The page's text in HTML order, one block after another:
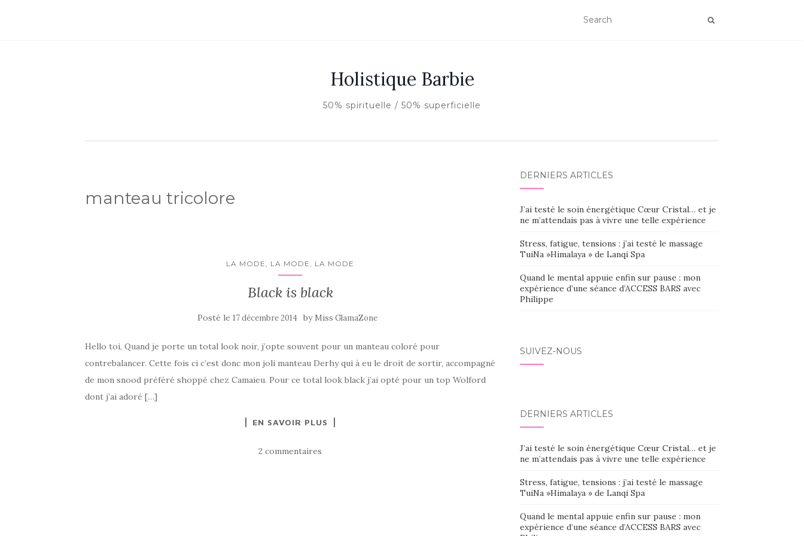
Holistique Barbie
50% spirituelle / 50% superficielle
manteau tricolore
LA MODE, LA MODE, LA MODE
Black is black
Posté le 17 décembre 2014 by Miss GlamaZone
Hello toi, Quand je porte un total look noir, j’opte souvent pour un manteau coloré pour
contrebalancer. Cette fois ci c’est donc mon joli manteau Derhy qui à eu le droit de sortir, accompagné
de mon snood préféré shoppé chez Camaieu. Pour ce total look black j’ai opté pour un top Wolford
dont j’ai adoré […]
EN SAVOIR PLUS
2 commentaires
DERNIERS ARTICLES
J’ai testé le soin énergétique Cœur Cristal… et je
ne m’attendais pas à vivre une telle expérience
Stress, fatigue, tensions : j’ai testé le massage
TuiNa »Himalaya » de Lanqi Spa
Quand le mental appuie enfin sur pause : mon
expérience d’une séance d’ACCESS BARS avec
Philippe
SUIVEZ-NOUS
DERNIERS ARTICLES
J’ai testé le soin énergétique Cœur Cristal… et je
ne m’attendais pas à vivre une telle expérience
Stress, fatigue, tensions : j’ai testé le massage
TuiNa »Himalaya » de Lanqi Spa
Quand le mental appuie enfin sur pause : mon
expérience d’une séance d’ACCESS BARS avec